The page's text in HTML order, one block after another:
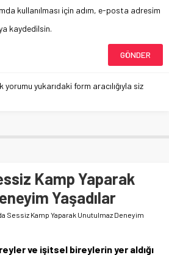
kullanılması için adım, e-posta adresim
kaydedilsin.
yorumu yukarıdaki form aracılığıyla siz
Kamp Yaparak
Yaşadılar
Sessiz Kamp Yaparak Unutulmaz Deneyim
ve işitsel bireylerin yer aldığı